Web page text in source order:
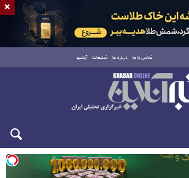
تماس با ما درباره ما تبلیغات آرشیو
دوشنبه ۱۹ مرداد ۱۴۰۵
×